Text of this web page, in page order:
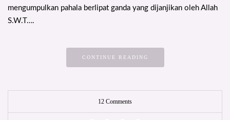
mengumpulkan pahala berlipat ganda yang dijanjikan oleh Allah
S.W.T….
CONTINUE READING
12 Comments